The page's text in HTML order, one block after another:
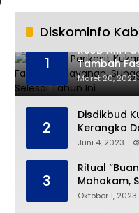
Diskominfo
1
RSUD AM
Tambah
Sunggono:
Tahun Ini
Maret 20, 2023
2
Disdikbud
Kerangka
Kurikulum
Juni 4, 2023
3
Ritual
Mahakam,
Tradisi
Oktober 1, 2023